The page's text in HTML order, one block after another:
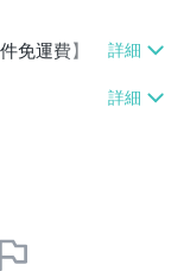
免運費】